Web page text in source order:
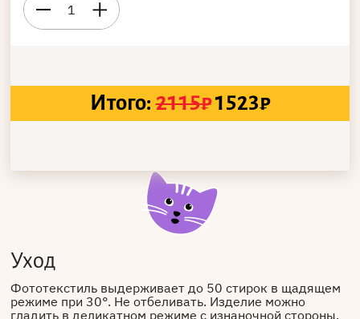
1
Итого: 2115₽1523₽
Уход
Фототекстиль выдерживает до 50 стирок в щадящем
режиме при 30°. Не отбеливать. Изделие можно
гладить в деликатном режиме с изнаночной стороны.